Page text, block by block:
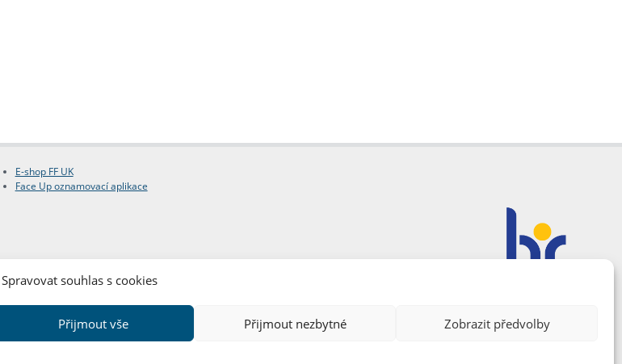
Spravovat souhlas s cookies
Přijmout vše Přijmout nezbytné Zobrazit předvolby
E-shop FF UK
Face Up oznamovací aplikace